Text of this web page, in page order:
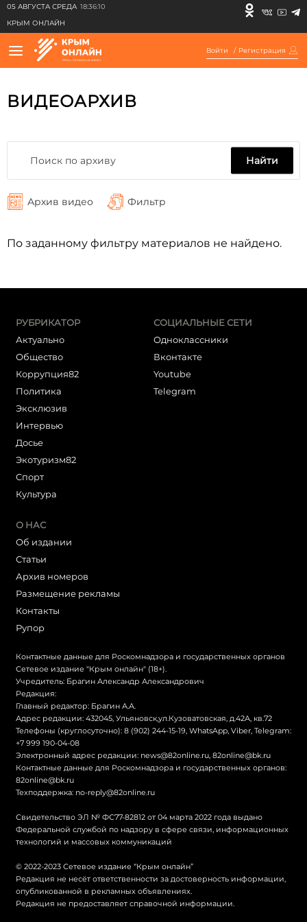
05 АВГУСТА СРЕДА 18:36:10
КРЫМ ОНЛАЙН
Войти / Регистрация
ВИДЕОАРХИВ
Найти
Архив видео Фильтр
По заданному фильтру материалов не найдено.
РУБРИКАТОР
Актуально
Общество
Коррупция82
Политика
Эксклюзив
Интервью
Досье
Экотуризм82
Cпорт
Культура
СОЦИАЛЬНЫЕ СЕТИ
Одноклассники
Вконтакте
Youtube
Telegram
О НАС
Об издании
Статьи
Архив номеров
Размещение рекламы
Контакты
Рупор
Контактные данные для Роскомнадзора и государственных органов
Сетевое издание "Крым онлайн" (18+).
Учредитель: Брагин Александр Александрович
Редакция:
Главный редактор: Брагин А.А.
Адрес редакции: 432045, Ульяновск,ул.Кузоватовская, д.42А, кв.72
Телефоны (круглосуточно): 8 (902) 244-15-19, WhatsApp, Viber, Telegram:
+7 999 190-04-08
Электронный адрес редакции: news@82online.ru, 82online@bk.ru
Контактные данные для Роскомнадзора и государственных органов:
82online@bk.ru
Техподдержка: no-reply@82online.ru
Свидетельство ЭЛ № ФС77-82812 от 04 марта 2022 года выдано
Федеральной службой по надзору в сфере связи, информационных
технологий и массовых коммуникаций
© 2022-2023 Сетевое издание “Крым онлайн”
Редакция не несёт ответственности за достоверность информации,
опубликованной в рекламных объявлениях.
Редакция не предоставляет справочной информации.